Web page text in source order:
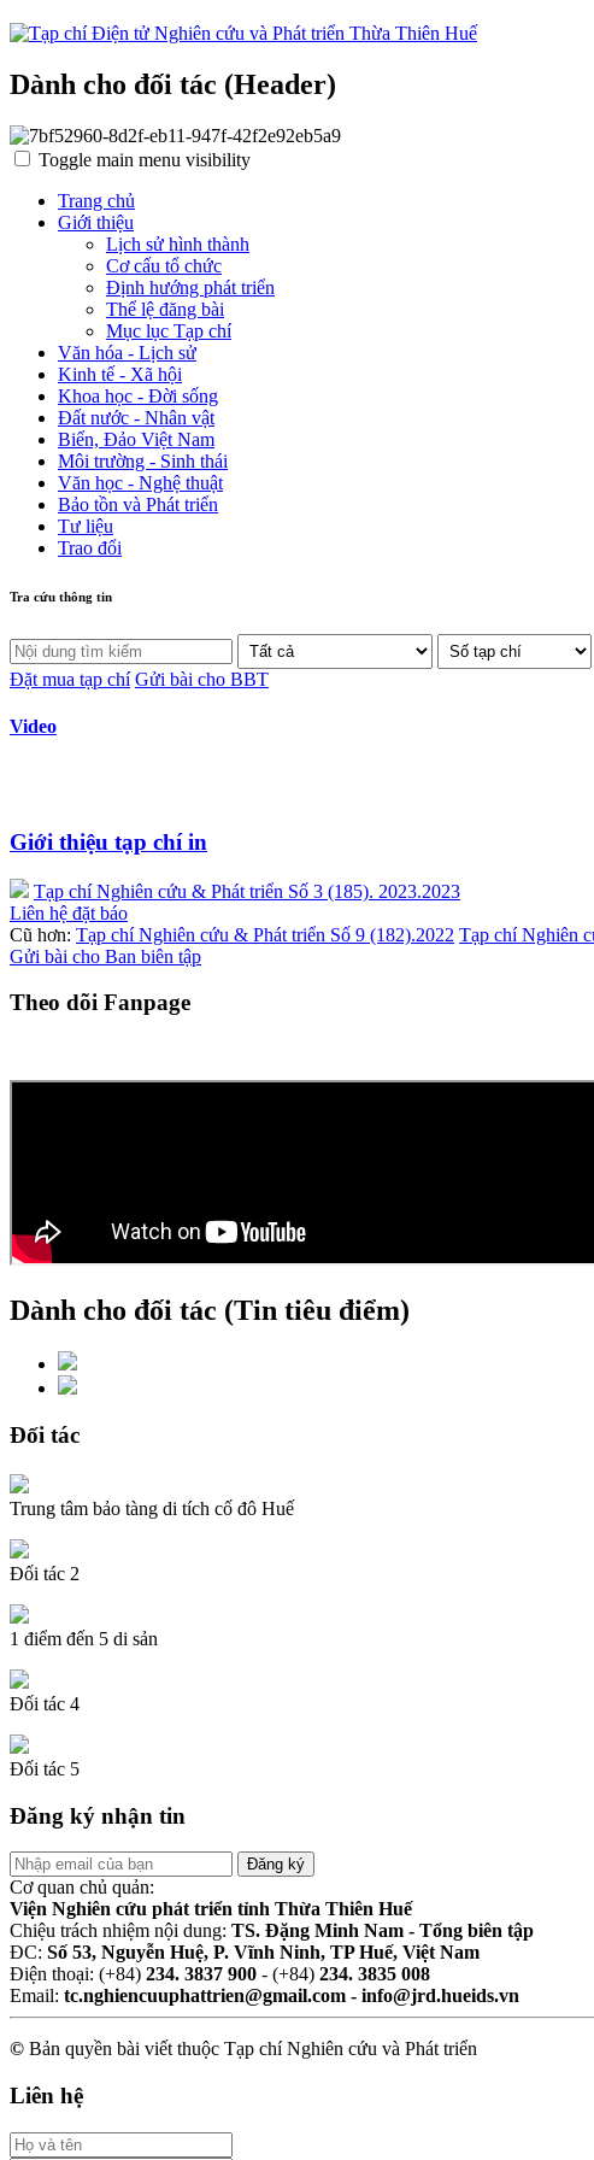
Dành cho đối tác (Header)
Toggle main menu visibility
Trang chủ
Giới thiệu
Lịch sử hình thành
Cơ cấu tổ chức
Định hướng phát triển
Thể lệ đăng bài
Mục lục Tạp chí
Văn hóa - Lịch sử
Kinh tế - Xã hội
Khoa học - Đời sống
Đất nước - Nhân vật
Biển, Đảo Việt Nam
Môi trường - Sinh thái
Văn học - Nghệ thuật
Bảo tồn và Phát triển
Tư liệu
Trao đổi
Tra cứu thông tin
Đặt mua tạp chí Gửi bài cho BBT
Video
Giới thiệu tạp chí in
Tạp chí Nghiên cứu & Phát triển Số 3 (185). 2023.2023
Liên hệ đặt báo
Cũ hơn: Tạp chí Nghiên cứu & Phát triển Số 9 (182).2022 Tạp chí Nghiên
Gửi bài cho Ban biên tập
Theo dõi Fanpage
Dành cho đối tác (Tin tiêu điểm)
Đối tác
Trung tâm bảo tàng di tích cố đô Huế
Đối tác 2
1 điểm đến 5 di sản
Đối tác 4
Đối tác 5
Đăng ký nhận tin
Cơ quan chủ quản:
Viện Nghiên cứu phát triển tỉnh Thừa Thiên Huế
Chiệu trách nhiệm nội dung: TS. Đặng Minh Nam - Tổng biên tập
ĐC: Số 53, Nguyễn Huệ, P. Vĩnh Ninh, TP Huế, Việt Nam
Điện thoại: (+84) 234. 3837 900 - (+84) 234. 3835 008
Email: tc.nghiencuuphattrien@gmail.com - info@jrd.hueids.vn
© Bản quyền bài viết thuộc Tạp chí Nghiên cứu và Phát triển
Liên hệ